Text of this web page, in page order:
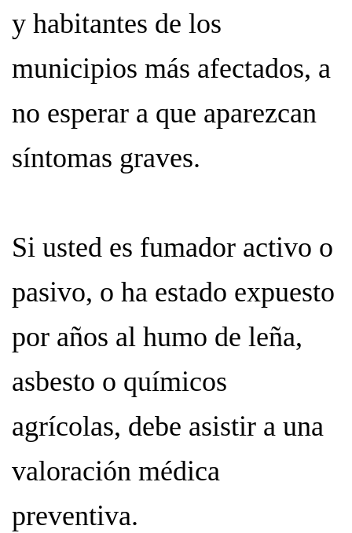
y habitantes de los
municipios más afectados, a
no esperar a que aparezcan
síntomas graves.
Si usted es fumador activo o
pasivo, o ha estado expuesto
por años al humo de leña,
asbesto o químicos
agrícolas, debe asistir a una
valoración médica
preventiva.